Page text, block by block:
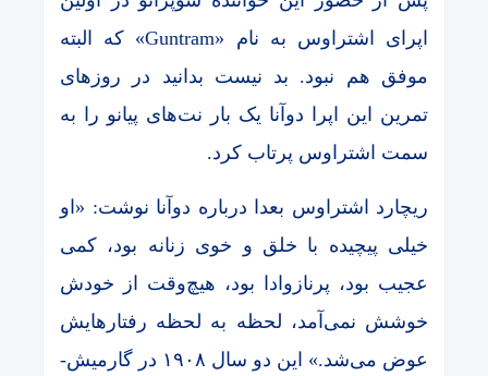
اپرای اشتراوس به نام «Guntram» که البته
موفق هم نبود. بد نیست بدانید در روزهای
تمرین این اپرا دوآنا یک بار نت‌های پیانو را به
سمت اشتراوس پرتاب کرد.
ریچارد اشتراوس بعدا درباره دوآنا نوشت: «او
خیلی پیچیده با خلق و خوی زنانه بود، کمی
عجیب بود، پرنازوادا بود، هیچ‌وقت از خودش
خوشش نمی‌آمد، لحظه به لحظه رفتارهایش
عوض می‌شد.» این دو سال ۱۹۰۸ در گارمیش-